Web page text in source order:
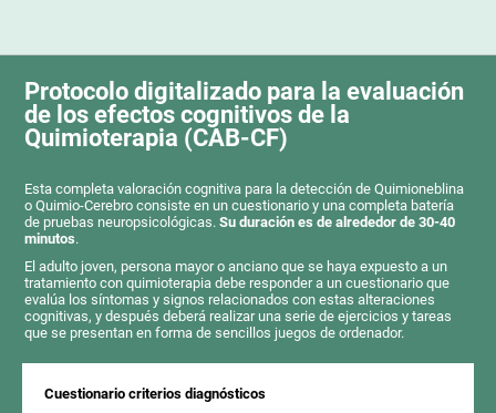
Protocolo digitalizado para la evaluación
de los efectos cognitivos de la
Quimioterapia (CAB-CF)
Esta completa valoración cognitiva para la detección de Quimioneblina
o Quimio-Cerebro consiste en un cuestionario y una completa batería
de pruebas neuropsicológicas.Su duración es de alrededor de 30-40
minutos.
El adulto joven, persona mayor o anciano que se haya expuesto a un
tratamiento con quimioterapia debe responder a un cuestionario que
evalúa los síntomas y signos relacionados con estas alteraciones
cognitivas, y después deberá realizar una serie de ejercicios y tareas
que se presentan en forma de sencillos juegos de ordenador.
Cuestionario criterios diagnósticos